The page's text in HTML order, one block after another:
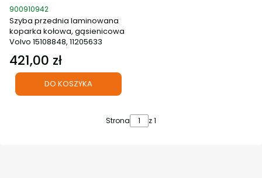
Kod produktu
900910942
Szyba przednia laminowana
koparka kołowa, gąsienicowa
Volvo 15108848, 11205633
Cena
421,00 zł
DO KOSZYKA
Strona z 1